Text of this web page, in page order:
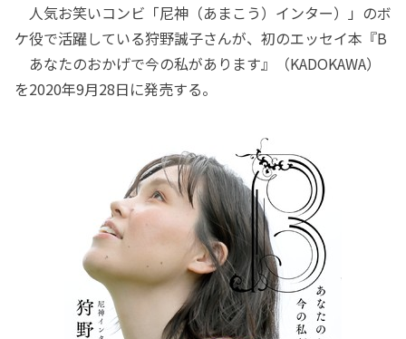
人気お笑いコンビ「尼神（あまこう）インター）」のボ
ケ役で活躍している狩野誠子さんが、初のエッセイ本『B
あなたのおかげで今の私があります』（KADOKAWA）
を2020年9月28日に発売する。